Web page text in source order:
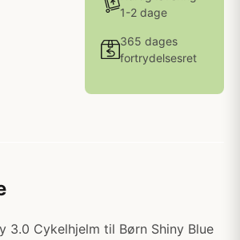
1-2 dage
365 dages
fortrydelsesret
3.0 Cykelhjelm til Børn Shiny Blue